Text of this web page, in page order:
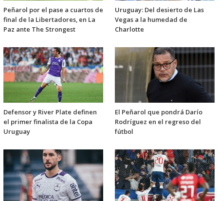
Peñarol por el pase a cuartos de
final de la Libertadores, en La
Paz ante The Strongest
Uruguay: Del desierto de Las
Vegas a la humedad de
Charlotte
Defensor y River Plate definen
el primer finalista de la Copa
Uruguay
El Peñarol que pondrá Darío
Rodríguez en el regreso del
fútbol